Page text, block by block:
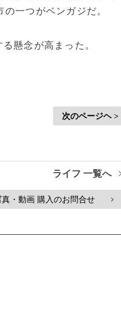
一つがベンガジだ。
懸念が高まった。
次のページヘ >
ライフ 一覧へ
・動画 購入のお問合せ >